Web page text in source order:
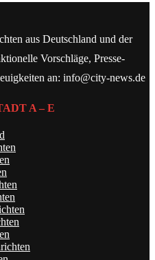
aus Deutschland und der
Vorschläge, Presse-
an: info@city-news.de
A – E